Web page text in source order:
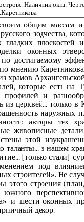
Наличник окна.
общим массам и
зодчества,
гладких плоскостей
оконных
достигаемому
мнению
храмов
которые есть на
профилей и
церквей... только в
наружных
авторы тех
живописные
этой
таланты... в нашем
[только стали]
под
строителей». Не
этого строения
и шести оконных
декор.